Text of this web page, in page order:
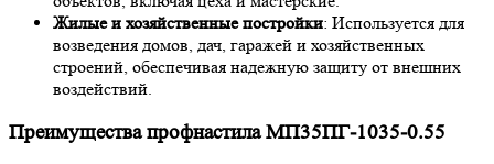
Жилые и хозяйственные постройки: Используется для
возведения домов, дач, гаражей и хозяйственных
строений, обеспечивая надежную защиту от внешних
воздействий.
Преимущества профнастила МП35ПГ-1035-0.55